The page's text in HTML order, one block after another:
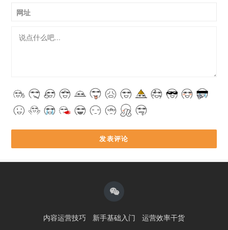
网址
内容运营技巧 新手基础入门 运营效率干货